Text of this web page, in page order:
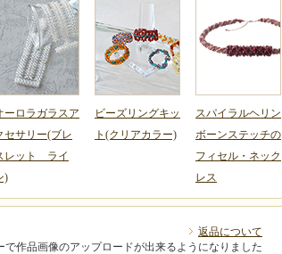
ーロラガラスア
セサリー(ブレ
レット ライ
)
ビーズリングキッ
ト(クリアカラー)
スパイラルヘリン
ボーンステッチの
フィセル・ネック
レス
返品について
で作品画像のアップロードが出来るようになりました